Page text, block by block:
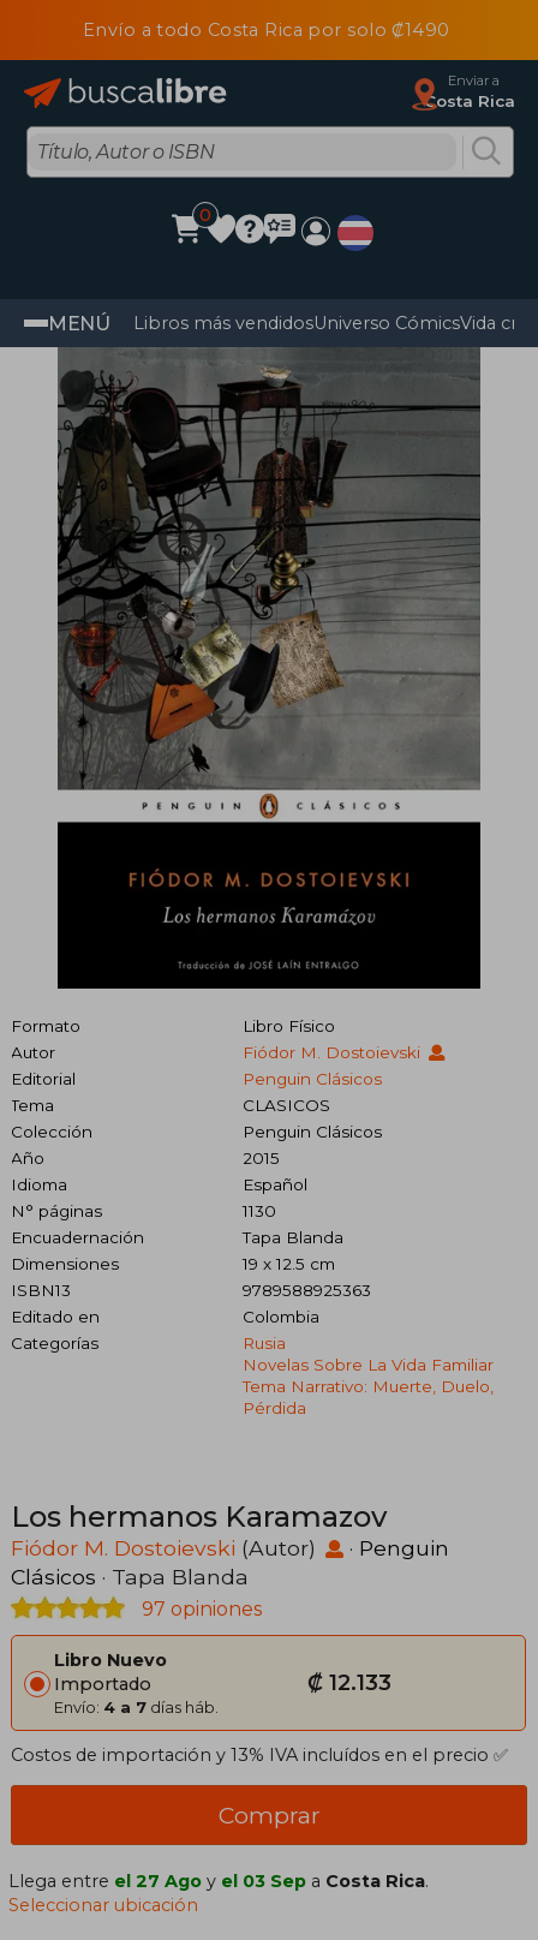
Envío a todo Costa Rica por solo ₡1490
Enviar a
Costa Rica
0
MENÚ Libros más vendidosUniverso CómicsVida
Formato
Libro Físico
Autor
Fiódor M. Dostoievski
Editorial
Penguin Clásicos
Tema
CLASICOS
Colección
Penguin Clásicos
Año
2015
Idioma
Español
N° páginas
1130
Encuadernación
Tapa Blanda
Dimensiones
19 x 12.5 cm
ISBN13
9789588925363
Editado en
Colombia
Categorías
Rusia
Novelas Sobre La Vida Familiar
Tema Narrativo: Muerte, Duelo,
Pérdida
Los hermanos Karamazov
Fiódor M. Dostoievski (Autor) · Penguin
Clásicos · Tapa Blanda
97 opiniones
Libro Nuevo
Importado
Envío: 4 a 7 días háb.
₡ 12.133
Costos de importación y 13% IVA incluídos en el precio ✅
Comprar
Llega entre el 27 Ago y el 03 Sep a Costa Rica.
Seleccionar ubicación